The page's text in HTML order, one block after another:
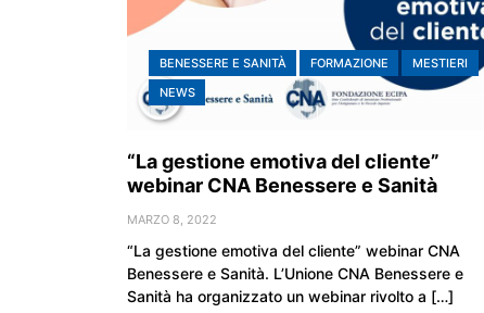
BENESSERE E SANITÀ FORMAZIONE
MESTIERI
NEWS
“La gestione emotiva del cliente”
webinar CNA Benessere e Sanità
MARZO 8, 2022
“La gestione emotiva del cliente” webinar CNA
Benessere e Sanità. L’Unione CNA Benessere e
Sanità ha organizzato un webinar rivolto a […]